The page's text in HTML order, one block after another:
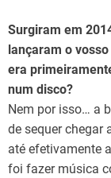
Surgiram em
lançaram o
era
num disco?
Nem por isso… a
de sequer chegar
até efetivamente
foi fazer música